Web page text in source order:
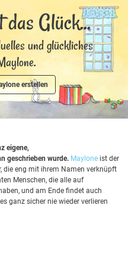
das Glück...
und glückliches
erstellen
eigene,
geschrieben wurde. Maylone ist der
die eng mit ihrem Namen verknüpft
Menschen, die alle auf
und am Ende findet auch
ganz sicher nie wieder verlieren